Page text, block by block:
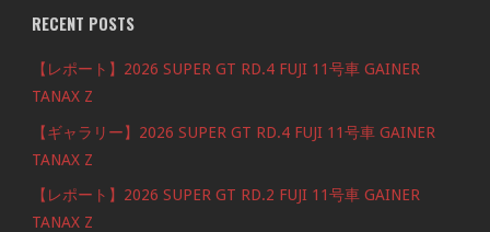
RECENT POSTS
【レポート】2026 SUPER GT RD.4 FUJI 11号車 GAINER
TANAX Z
【ギャラリー】2026 SUPER GT RD.4 FUJI 11号車 GAINER
TANAX Z
【レポート】2026 SUPER GT RD.2 FUJI 11号車 GAINER
TANAX Z